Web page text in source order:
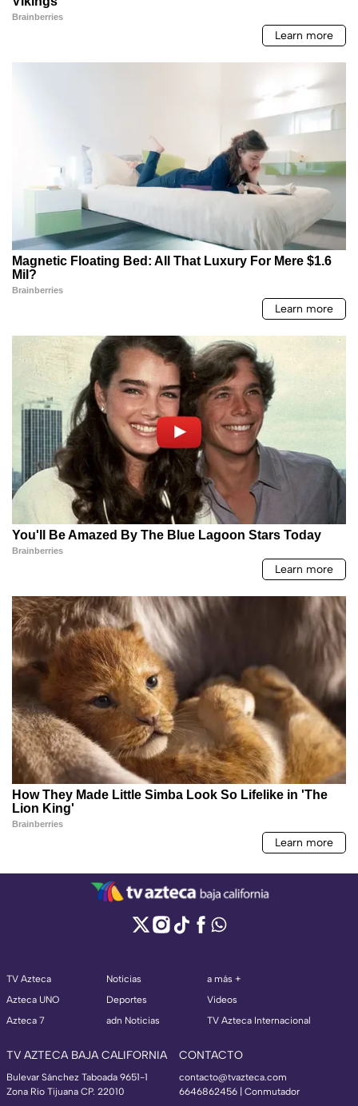
TV Azteca
Azteca UNO
Azteca 7
Noticias
Deportes
adn Noticias
a más +
Videos
TV Azteca Internacional
TV AZTECA BAJA CALIFORNIA
Bulevar Sánchez Taboada 9651-1
Zona Río Tijuana CP. 22010
CONTACTO
contacto@tvazteca.com
6646862456 | Conmutador